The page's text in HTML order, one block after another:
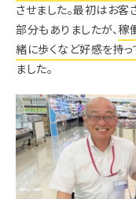
させました。最初はお
部分もありましたが、 稼
緒に歩くなど好感を持
ました。